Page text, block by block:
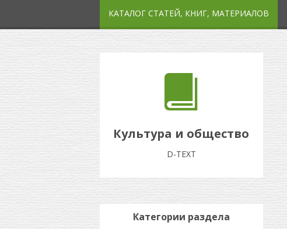
КАТАЛОГ СТАТЕЙ, КНИГ, МАТЕРИАЛОВ
Культура и общество
D-TEXT
Категории раздела